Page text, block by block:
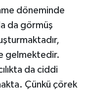
döneminde
da görmüş
gelmektedir.
da ciddi
Çünkü çörek